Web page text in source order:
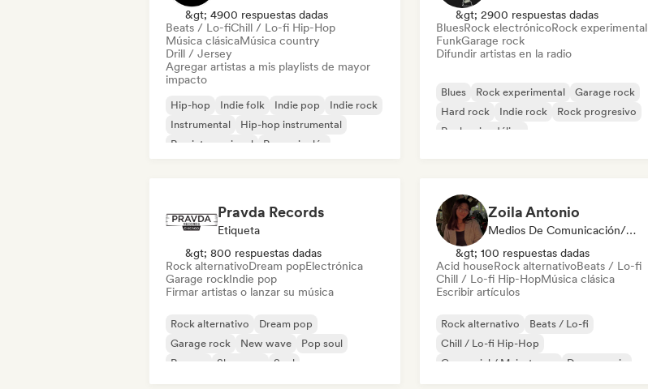
&gt; 4900 respuestas dadas
Beats / Lo-fiChill / Lo-fi Hip-Hop
Música clásicaMúsica country
Drill / Jersey
Agregar artistas a mis playlists de mayor
impacto
Hip-hop Indie folk Indie pop
Indie rock
Instrumental
Hip-hop instrumental
Rap internacional
Rap en inglés
&gt; 2900 respuestas dadas
BluesRock electrónicoRock experimental
FunkGarage rock
Difundir artistas en la radio
Blues Rock experimental
Garage rock
Hard rock
Indie rock
Rock progresivo
Rock psicodélico
Pravda Records
Etiqueta
&gt; 800 respuestas dadas
Rock alternativoDream popElectrónica
Garage rockIndie pop
Firmar artistas o lanzar su música
Rock alternativo
Dream pop
Garage rock
New wave
Pop soul
Reggae
Shoegaze Soul
Zoila Antonio
Medios De Comunicación/Periodista
&gt; 100 respuestas dadas
Acid houseRock alternativoBeats / Lo-fi
Chill / Lo-fi Hip-HopMúsica clásica
Escribir artículos
Rock alternativo
Beats / Lo-fi
Chill / Lo-fi Hip-Hop
Comercial / Mainstream
Dance music